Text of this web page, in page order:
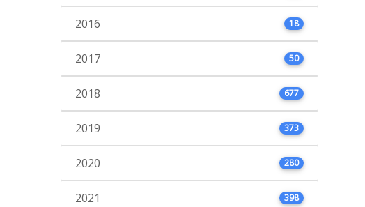
2016 18
2017 50
2018 677
2019 373
2020 280
2021 398